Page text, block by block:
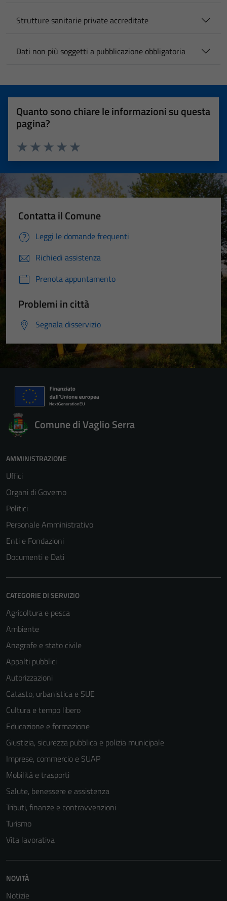
Strutture sanitarie private accreditate
Dati non più soggetti a pubblicazione obbligatoria
Quanto sono chiare le informazioni su questa
pagina?
Valuta 5 stelle su 5
Valuta 4 stelle su 5
Valuta 3 stelle su 5
Valuta 2 stelle su 5
Valuta 1 stelle su 5
Contatta il Comune
Leggi le domande frequenti
Richiedi assistenza
Prenota appuntamento
Problemi in città
Segnala disservizio
Comune di Vaglio Serra
AMMINISTRAZIONE
Uffici
Organi di Governo
Politici
Personale Amministrativo
Enti e Fondazioni
Documenti e Dati
CATEGORIE DI SERVIZIO
Agricoltura e pesca
Ambiente
Anagrafe e stato civile
Appalti pubblici
Autorizzazioni
Catasto, urbanistica e SUE
Cultura e tempo libero
Educazione e formazione
Giustizia, sicurezza pubblica e polizia municipale
Imprese, commercio e SUAP
Mobilità e trasporti
Salute, benessere e assistenza
Tributi, finanze e contravvenzioni
Turismo
Vita lavorativa
NOVITÀ
Notizie
Questi cookie